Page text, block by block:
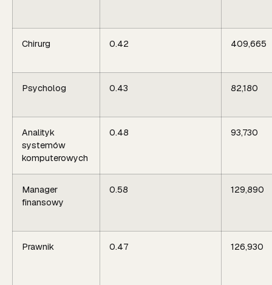
Chirurg 0.42 409,665
Psycholog 0.43 82,180
Analityk
systemów
komputerowych
0.48 93,730
Manager
finansowy
0.58 129,890
Prawnik 0.47 126,930